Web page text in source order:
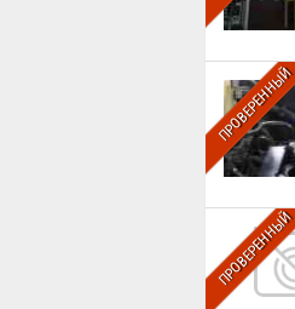
ПРОВЕРЕННЫЙ
ПРОВЕРЕННЫЙ